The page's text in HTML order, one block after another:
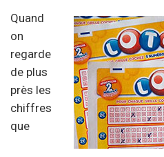
Quand
on
regarde
de plus
près les
chiffres
que